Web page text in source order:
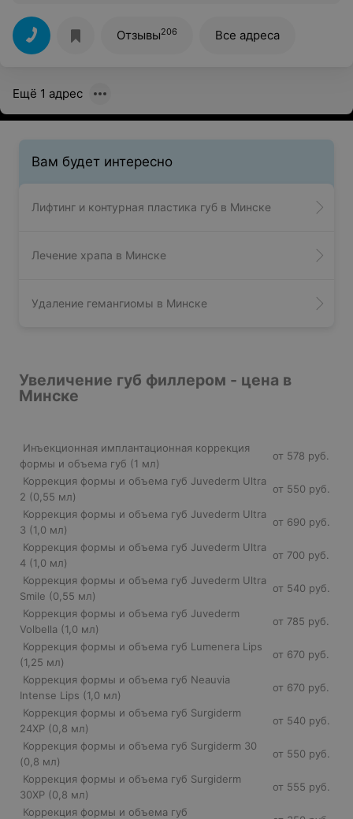
понравилось,что дали рекомендации по
восстановлению. Кожа зажила ровно, без следов, и
теперь я чувствую себя гораздо увереннее. Очень
приятно, что здесь заботятся не только о моменте
Отзывы206 Все адреса
Ещё 1 адрес
Вам будет интересно
Лифтинг и контурная пластика губ в Минске
Лечение храпа в Минске
Удаление гемангиомы в Минске
Увеличение губ филлером - цена в
Минске
Инъекционная имплантационная коррекция
формы и объема губ (1 мл)
от 578 руб.
Коррекция формы и объема губ Juvederm Ultra
2 (0,55 мл)
от 550 руб.
Коррекция формы и объема губ Juvederm Ultra
3 (1,0 мл)
от 690 руб.
Коррекция формы и объема губ Juvederm Ultra
4 (1,0 мл)
от 700 руб.
Коррекция формы и объема губ Juvederm Ultra
Smile (0,55 мл)
от 540 руб.
Коррекция формы и объема губ Juvederm
Volbella (1,0 мл)
от 785 руб.
Коррекция формы и объема губ Lumenera Lips
(1,25 мл)
от 670 руб.
Коррекция формы и объема губ Neauvia
Intense Lips (1,0 мл)
от 670 руб.
Коррекция формы и объема губ Surgiderm
24XP (0,8 мл)
от 540 руб.
Коррекция формы и объема губ Surgiderm 30
(0,8 мл)
от 550 руб.
Коррекция формы и объема губ Surgiderm
30XP (0,8 мл)
от 555 руб.
Коррекция формы и объема губ